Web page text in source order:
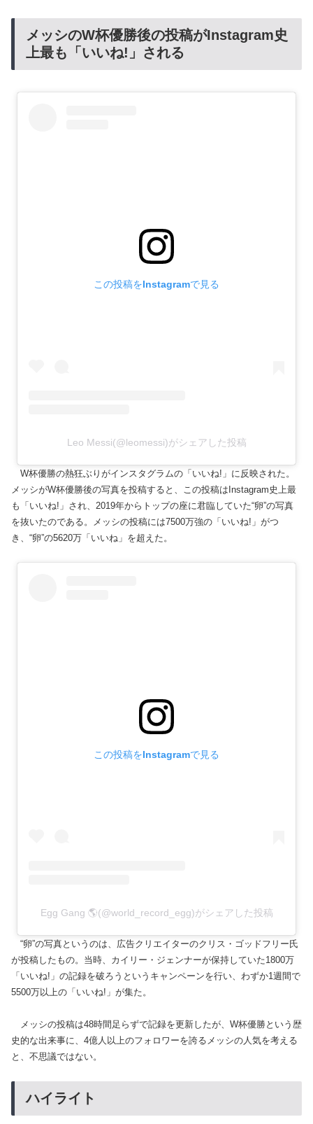
メッシのW杯優勝後の投稿がInstagram史
上最も「いいね!」される
この投稿をInstagramで見る
Leo Messi(@leomessi)がシェアした投稿
W杯優勝の熱狂ぶりがインスタグラムの「いいね!」に反映された。
メッシがW杯優勝後の写真を投稿すると、この投稿はInstagram史上最
も「いいね!」され、2019年からトップの座に君臨していた“卵”の写真
を抜いたのである。メッシの投稿には7500万強の「いいね!」がつ
き、“卵”の5620万「いいね」を超えた。
この投稿をInstagramで見る
Egg Gang 🌎(@world_record_egg)がシェアした投稿
“卵”の写真というのは、広告クリエイターのクリス・ゴッドフリー氏
が投稿したもの。当時、カイリー・ジェンナーが保持していた1800万
「いいね!」の記録を破ろうというキャンペーンを行い、わずか1週間で
5500万以上の「いいね!」が集た。
メッシの投稿は48時間足らずで記録を更新したが、W杯優勝という歴
史的な出来事に、4億人以上のフォロワーを誇るメッシの人気を考える
と、不思議ではない。
ハイライト